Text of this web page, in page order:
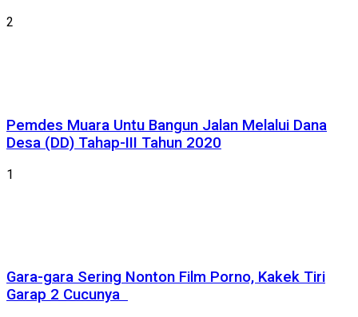
2
Pemdes Muara Untu Bangun Jalan Melalui Dana
Desa (DD) Tahap-III Tahun 2020
1
Gara-gara Sering Nonton Film Porno, Kakek Tiri
Garap 2 Cucunya